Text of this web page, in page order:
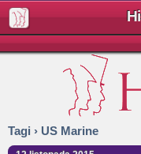
Tagi › US Marine